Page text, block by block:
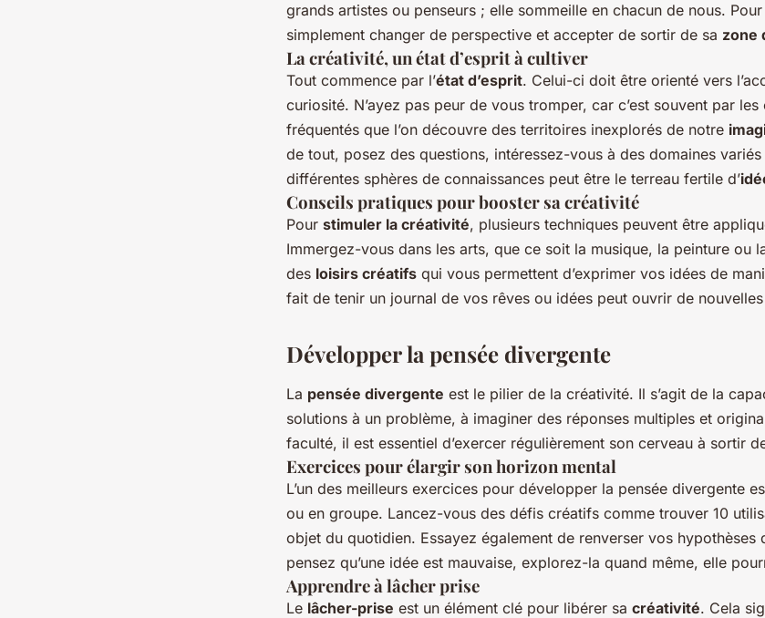
grands artistes ou penseurs ; elle sommeille en chacun de nous.
simplement changer de perspective et accepter de sortir de sa zone
La créativité, un état d’esprit à cultiver
Tout commence par l’état d’esprit. Celui-ci doit être orienté vers
curiosité. N’ayez pas peur de vous tromper, car c’est souvent par
fréquentés que l’on découvre des territoires inexplorés de notre
de tout, posez des questions, intéressez-vous à des domaines variés
différentes sphères de connaissances peut être le terreau fertile d’
Conseils pratiques pour booster sa créativité
Pour stimuler la créativité, plusieurs techniques peuvent être
Immergez-vous dans les arts, que ce soit la musique, la peinture ou
des loisirs créatifs qui vous permettent d’exprimer vos idées de
fait de tenir un journal de vos rêves ou idées peut ouvrir de
Développer la pensée divergente
La pensée divergente est le pilier de la créativité. Il s’agit de la
solutions à un problème, à imaginer des réponses multiples et
faculté, il est essentiel d’exercer régulièrement son cerveau à sortir
Exercices pour élargir son horizon mental
L’un des meilleurs exercices pour développer la pensée divergente
ou en groupe. Lancez-vous des défis créatifs comme trouver 10
objet du quotidien. Essayez également de renverser vos hypothèses
pensez qu’une idée est mauvaise, explorez-la quand même, elle
Apprendre à lâcher prise
Le lâcher-prise est un élément clé pour libérer sa créativité. Cela